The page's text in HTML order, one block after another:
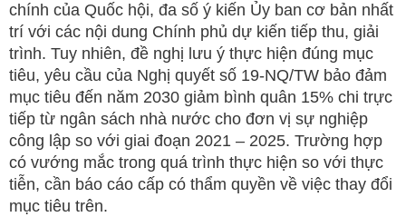
chính của Quốc hội, đa số ý kiến Ủy ban cơ bản nhất
trí với các nội dung Chính phủ dự kiến tiếp thu, giải
trình. Tuy nhiên, đề nghị lưu ý thực hiện đúng mục
tiêu, yêu cầu của Nghị quyết số 19-NQ/TW bảo đảm
mục tiêu đến năm 2030 giảm bình quân 15% chi trực
tiếp từ ngân sách nhà nước cho đơn vị sự nghiệp
công lập so với giai đoạn 2021 – 2025. Trường hợp
có vướng mắc trong quá trình thực hiện so với thực
tiễn, cần báo cáo cấp có thẩm quyền về việc thay đổi
mục tiêu trên.